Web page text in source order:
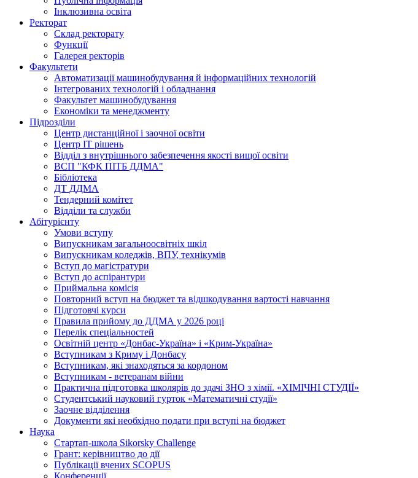
Інклюзивна освіта
Ректорат
Склад ректорату
Функції
Галерея ректорів
Факультети
Автоматизації машинобудування й інформаційних технологій
Інтегрованих технологій і обладнання
Факультет машинобудування
Економіки та менеджменту
Підрозділи
Центр дистанційної і заочної освіти
Центр ІТ рішень
Відділ з внутрішнього забезпечення якості вищої освіти
ВСП "КФК ПІТБ ДДМА"
Бібліотека
ДТ ДДМА
Тендерний комітет
Відділи та служби
Абітурієнту
Умови вступу
Випускникам загальноосвітніх шкіл
Випускникам коледжів, ВПУ, технікумів
Вступ до магістратури
Вступ до аспірантури
Приймальна комісія
Повторний вступ на бюджет та відшкодування вартості навчання
Підготовчі курси
Правила прийому до ДДМА у 2026 році
Перелік спеціальностей
Освітній центр «Донбас-Україна» і «Крим-Україна»
Вступникам з Криму і Донбасу
Вступникам, які знаходяться за кордоном
Вступникам - ветеранам війни
Практична підготовка школярів до здачі ЗНО з хімії. «ХІМІЧНІ СТУДІЇ»
Студентський науковий гурток «Математичні студії»
Заочне відділення
Документи які необхідно подати при вступі на бюджет
Наука
Стартап-школа Sikorsky Challenge
Грант: керівництво до дії
Публікації вчених SCOPUS
Конференції